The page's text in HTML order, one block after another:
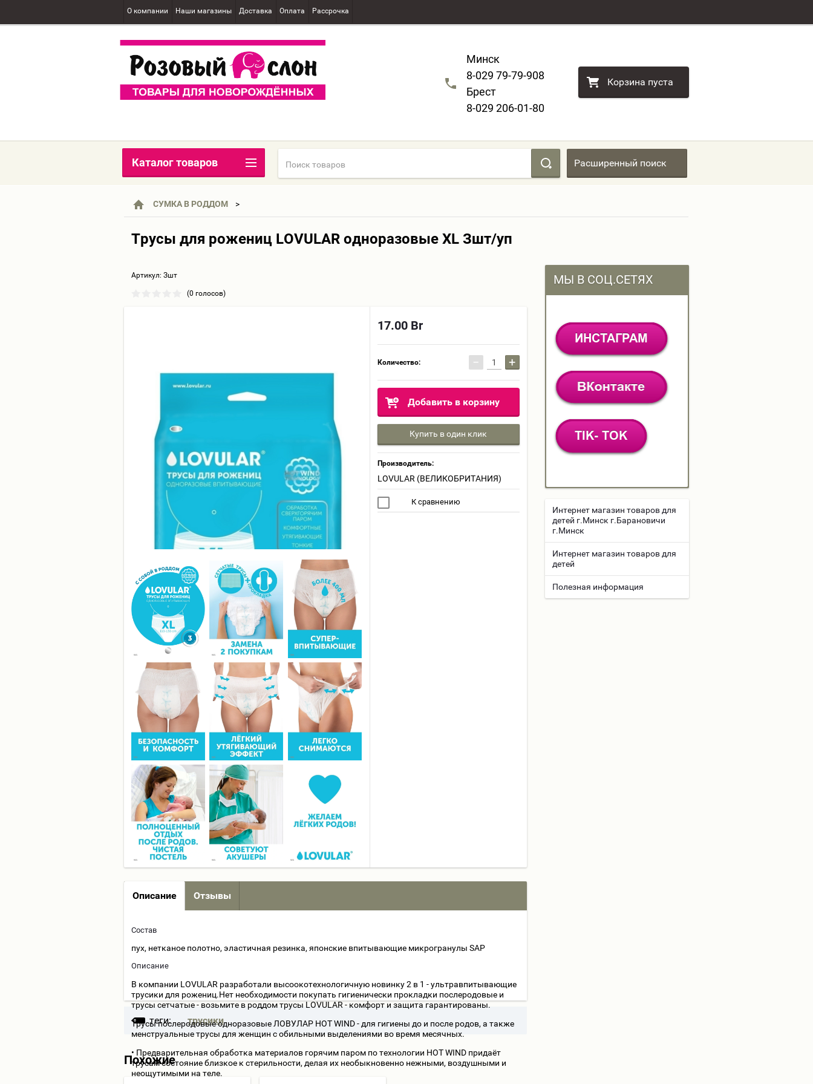
О компании Наши магазины Доставка Оплата Рассрочка
Минск
8-029 79-79-908
Брест
8-029 206-01-80
Корзина пуста
Расширенный поиск
СУМКА В РОДДОМ
Трусы для рожениц LOVULAR одноразовые XL Зшт/уп
Артикул: Зшт
(0 голосов)
17.00Br
Количество: − +
Добавить в корзину
Купить в один клик
Производитель:
LOVULAR (ВЕЛИКОБРИТАНИЯ)
К сравнению
Описание Отзывы
Состав
пух, нетканое полотно, эластичная резинка, японские впитывающие микрогранулы SAP
Описание
В компании LOVULAR разработали высоокотехнологичную новинку 2 в 1 - ультравпитывающие
трусики для рожениц.Нет необходимости покупать гигиенически прокладки послеродовые и
трусы сетчатые - возьмите в роддом трусы LOVULAR - комфорт и защита гарантированы.
Трусы послеродовые одноразовые ЛОВУЛАР HOT WIND - для гигиены до и после родов, а также
менструальные трусы для женщин с обильными выделениями во время месячных.
• Предварительная обработка материалов горячим паром по технологии HOT WIND придаёт
трусам состояние близкое к стерильности, делая их необыкновенно нежными, воздушными и
неощутимыми на теле.
теги: трусики
Похожие
Каталог товаров
МЫ В СОЦ.СЕТЯХ
Интернет магазин товаров для
детей г.Минск г.Барановичи
г.Минск
Интернет магазин товаров для
детей
Полезная информация